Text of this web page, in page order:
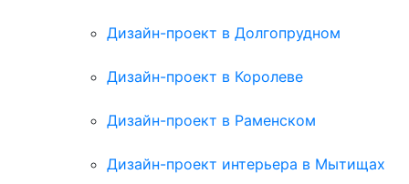
Дизайн-проект в Долгопрудном
Дизайн-проект в Королеве
Дизайн-проект в Раменском
Дизайн-проект интерьера в Мытищах